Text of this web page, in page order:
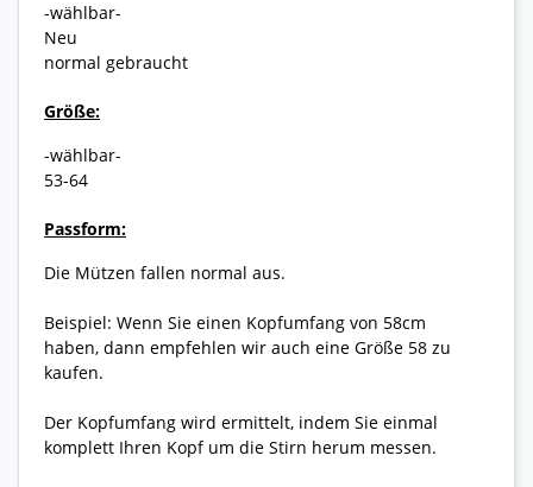
-wählbar-
Neu
normal gebraucht
Größe:
-wählbar-
53-64
Passform:
Die Mützen fallen normal aus.
Beispiel: Wenn Sie einen Kopfumfang von 58cm
haben, dann empfehlen wir auch eine Größe 58 zu
kaufen.
Der Kopfumfang wird ermittelt, indem Sie einmal
komplett Ihren Kopf um die Stirn herum messen.